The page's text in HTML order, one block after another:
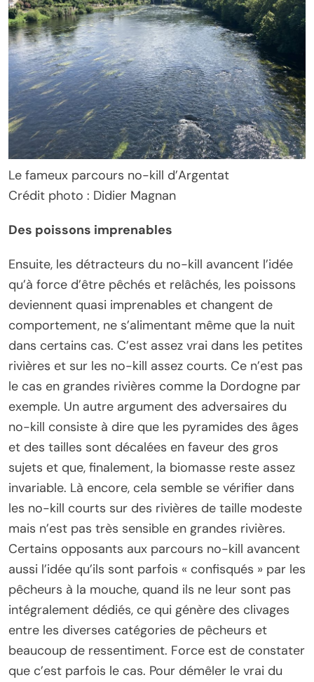
Le fameux parcours no-kill d’Argentat
Crédit photo : Didier Magnan
Des poissons imprenables
Ensuite, les détracteurs du no-kill avancent l’idée
qu’à force d’être pêchés et relâchés, les poissons
deviennent quasi imprenables et changent de
comportement, ne s’alimentant même que la nuit
dans certains cas. C’est assez vrai dans les petites
rivières et sur les no-kill assez courts. Ce n’est pas
le cas en grandes rivières comme la Dordogne par
exemple. Un autre argument des adversaires du
no-kill consiste à dire que les pyramides des âges
et des tailles sont décalées en faveur des gros
sujets et que, finalement, la biomasse reste assez
invariable. Là encore, cela semble se vérifier dans
les no-kill courts sur des rivières de taille modeste
mais n’est pas très sensible en grandes rivières.
Certains opposants aux parcours no-kill avancent
aussi l’idée qu’ils sont parfois « confisqués » par les
pêcheurs à la mouche, quand ils ne leur sont pas
intégralement dédiés, ce qui génère des clivages
entre les diverses catégories de pêcheurs et
beaucoup de ressentiment. Force est de constater
que c’est parfois le cas. Pour démêler le vrai du